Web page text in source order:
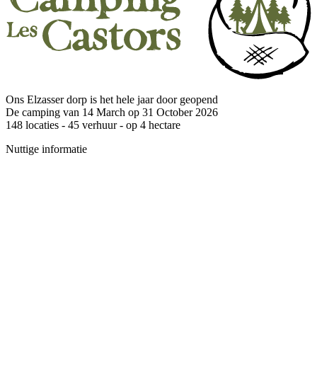
Ons Elzasser dorp is het hele jaar door geopend
De camping van 14 March op 31 October 2026
148 locaties - 45 verhuur - op 4 hectare
Nuttige informatie